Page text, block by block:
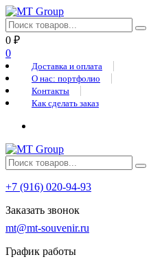
0 ₽
0
Доставка и оплата
О нас: портфолио
Контакты
Как сделать заказ
+7 (916) 020-94-93
Заказать звонок
mt@mt-souvenir.ru
График работы